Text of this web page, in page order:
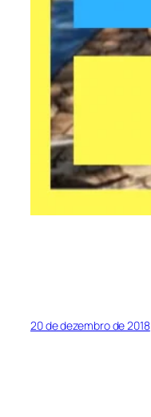
20 de dezembro de 2018